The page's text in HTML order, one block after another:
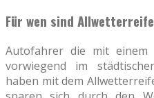
Für wen sind
Autofahrer die mit einem
vorwiegend im
haben mit dem